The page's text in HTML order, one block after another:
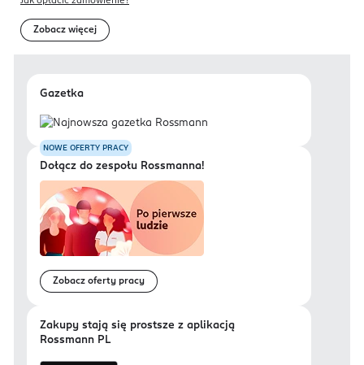
Zobacz więcej
Gazetka
NOWE OFERTY PRACY
Dołącz do zespołu Rossmanna!
Zobacz oferty pracy
Zakupy stają się prostsze z aplikacją
Rossmann PL